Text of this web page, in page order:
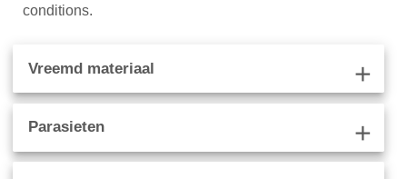
conditions.
Vreemd materiaal add
Parasieten add